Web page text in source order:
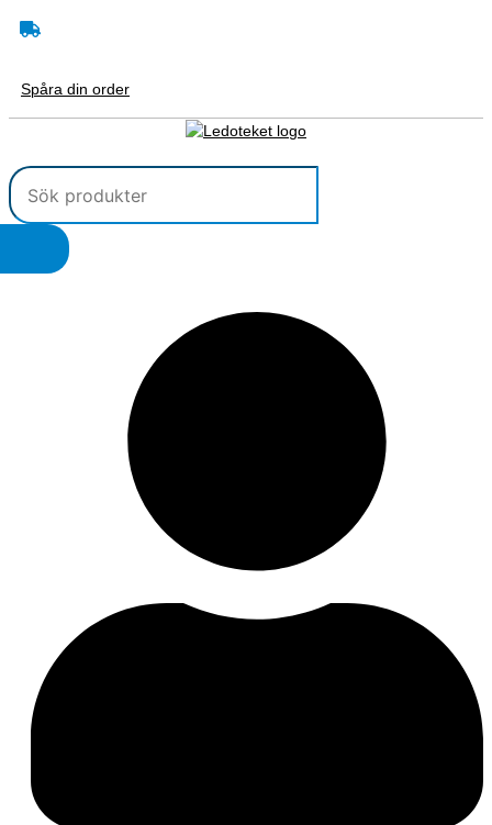
till
Spåra din order
produkt